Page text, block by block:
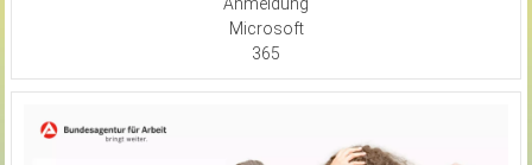
Microsoft
365